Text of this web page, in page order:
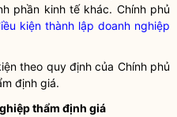
phần kinh tế khác. Chính phủ
kiện thành lập doanh nghiệp
theo quy định của Chính phủ
định giá.
thẩm định giá